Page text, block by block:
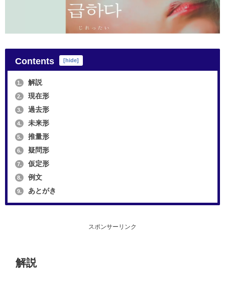
Contents [hide]
1. 解説
2. 現在形
3. 過去形
4. 未来形
5. 推量形
6. 疑問形
7. 仮定形
8. 例文
9. あとがき
スポンサーリンク
解説